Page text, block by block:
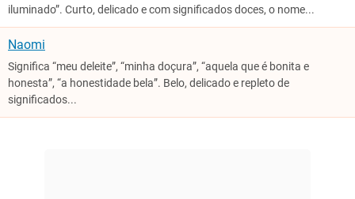
iluminado”. Curto, delicado e com significados doces, o nome...
Naomi
Significa “meu deleite”, “minha doçura”, “aquela que é bonita e
honesta”, “a honestidade bela”. Belo, delicado e repleto de
significados...